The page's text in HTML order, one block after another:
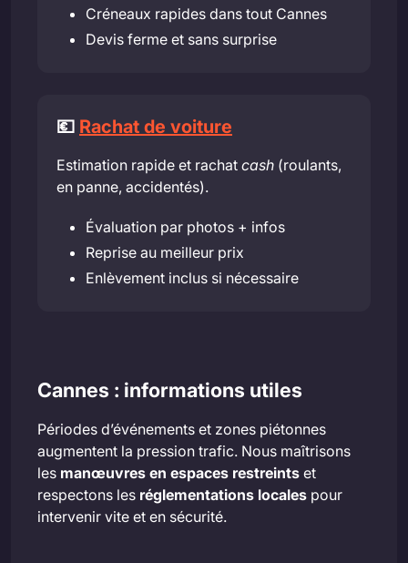
Créneaux rapides dans tout Cannes
Devis ferme et sans surprise
💶 Rachat de voiture
Estimation rapide et rachat cash (roulants,
en panne, accidentés).
Évaluation par photos + infos
Reprise au meilleur prix
Enlèvement inclus si nécessaire
Cannes : informations utiles
Périodes d’événements et zones piétonnes
augmentent la pression trafic. Nous maîtrisons
les manœuvres en espaces restreints et
respectons les réglementations locales pour
intervenir vite et en sécurité.